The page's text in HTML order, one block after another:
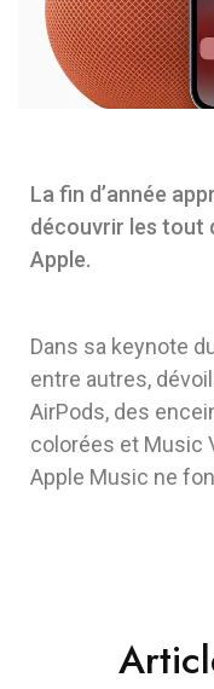
La fin d’année
découvrir les tout
Apple.
Dans sa keynote
entre autres,
AirPods, des
colorées et Music
Apple Music ne